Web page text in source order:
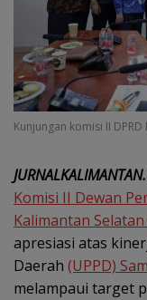
Kunjungan komisi II
Komisi II Dewan
Kalimantan
apresiasi atas
Daerah (UPPD)
melampaui target